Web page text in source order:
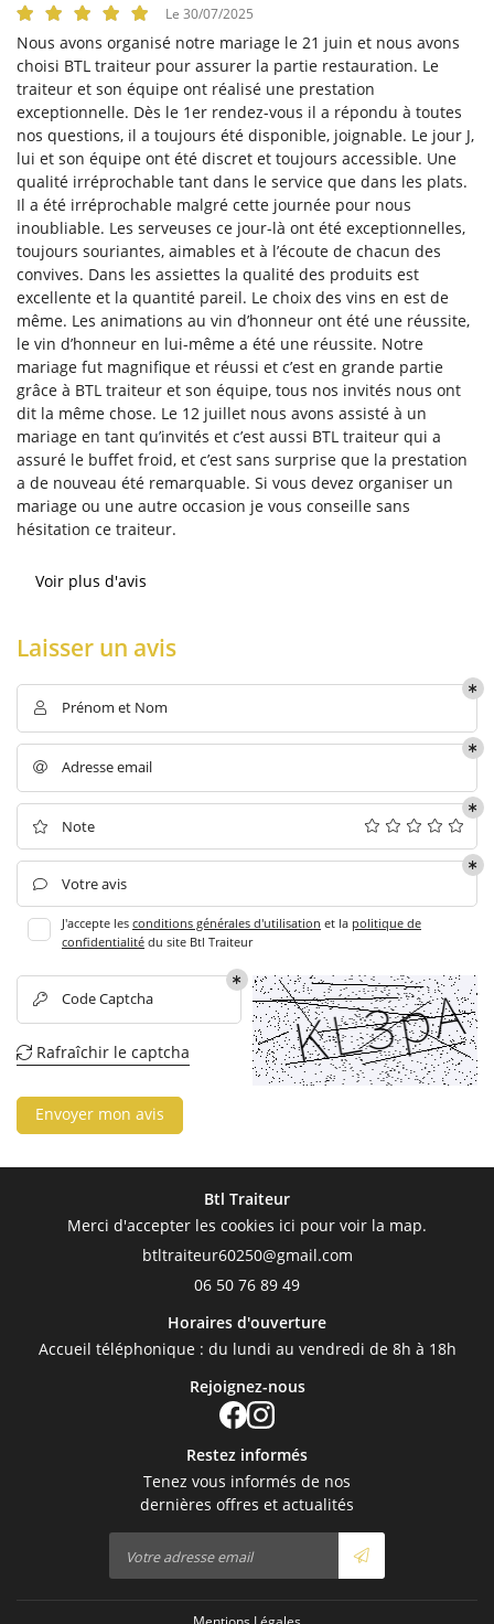
ACCUEIL
PRIVÉS
PROFESSIONNELS
NOS CARTES
ACTUALITÉS
AVIS
GRATUIT
Une question
06 50 76 89
Rejoignez-
Restez
Inscription
Le 30/07/2025
Nous avons organisé notre mariage le 21 juin et nous avons
choisi BTL traiteur pour assurer la partie restauration. Le
traiteur et son équipe ont réalisé une prestation
exceptionnelle. Dès le 1er rendez-vous il a répondu à toutes
nos questions, il a toujours été disponible, joignable. Le jour J,
lui et son équipe ont été discret et toujours accessible. Une
qualité irréprochable tant dans le service que dans les plats.
Il a été irréprochable malgré cette journée pour nous
inoubliable. Les serveuses ce jour-là ont été exceptionnelles,
toujours souriantes, aimables et à l’écoute de chacun des
convives. Dans les assiettes la qualité des produits est
excellente et la quantité pareil. Le choix des vins en est de
même. Les animations au vin d’honneur ont été une réussite,
le vin d’honneur en lui-même a été une réussite. Notre
mariage fut magnifique et réussi et c’est en grande partie
grâce à BTL traiteur et son équipe, tous nos invités nous ont
dit la même chose. Le 12 juillet nous avons assisté à un
mariage en tant qu’invités et c’est aussi BTL traiteur qui a
assuré le buffet froid, et c’est sans surprise que la prestation
a de nouveau été remarquable. Si vous devez organiser un
mariage ou une autre occasion je vous conseille sans
hésitation ce traiteur.
Voir plus d'avis
Laisser un avis
 Prénom et Nom
 Adresse email
 Note
 Votre avis
J'accepte les conditions générales d'utilisation et la politique de
confidentialité du site Btl Traiteur
 Code Captcha
 Rafraîchir le captcha
Envoyer mon avis
Btl Traiteur
Merci d'accepter les cookies ici pour voir la map.
06 50 76 89 49
Horaires d'ouverture
Accueil téléphonique : du lundi au vendredi de 8h à 18h
Rejoignez-nous
Restez informés
Tenez vous informés de nos
dernières offres et actualités